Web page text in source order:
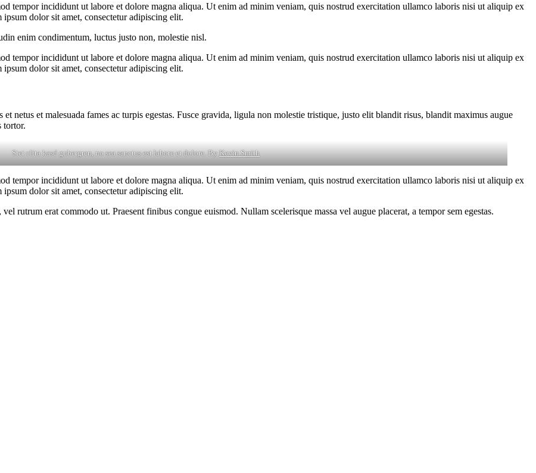
tempor incididunt ut labore et dolore magna aliqua. Ut enim ad minim veniam, quis nostrud exercitation ullamco laboris nisi ut aliquip ex
dolor sit amet, consectetur adipiscing elit.
enim condimentum, luctus justo non, molestie nisl.
tempor incididunt ut labore et dolore magna aliqua. Ut enim ad minim veniam, quis nostrud exercitation ullamco laboris nisi ut aliquip ex
dolor sit amet, consectetur adipiscing elit.
netus et malesuada fames ac turpis egestas. Fusce gravida, ligula non molestie tristique, justo elit blandit risus, blandit maximus augue
tortor.
Stet clita kasd gubergren, no sea sanctus est labore et dolore. ByKevin Smith
tempor incididunt ut labore et dolore magna aliqua. Ut enim ad minim veniam, quis nostrud exercitation ullamco laboris nisi ut aliquip ex
dolor sit amet, consectetur adipiscing elit.
rutrum erat commodo ut. Praesent finibus congue euismod. Nullam scelerisque massa vel augue placerat, a tempor sem egestas.